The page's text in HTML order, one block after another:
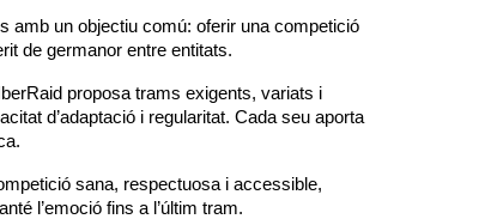
amb un objectiu comú: oferir una competició
de germanor entre entitats.
proposa trams exigents, variats i
d’adaptació i regularitat. Cada seu aporta
sana, respectuosa i accessible,
l’emoció fins a l’últim tram.